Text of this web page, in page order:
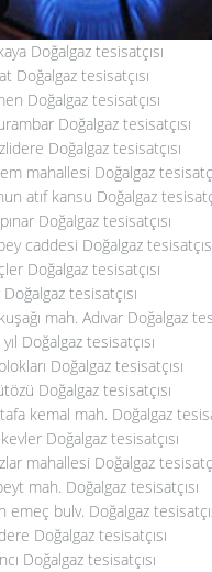
Doğalgaz tesisatçısı
Doğalgaz tesisatçısı
Doğalgaz tesisatçısı
Doğalgaz tesisatçısı
Doğalgaz tesisatçısı
mahallesi Doğalgaz
atıf kansu Doğalgaz
Doğalgaz tesisatçısı
caddesi Doğalgaz
Doğalgaz tesisatçısı
tesisatçısı
mah. Adıvar Doğalgaz
Doğalgaz tesisatçısı
Doğalgaz tesisatçısı
Doğalgaz tesisatçısı
kemal mah. Doğalgaz
Doğalgaz tesisatçısı
mahallesi Doğalgaz
mah. Doğalgaz tesisatçısı
emeç bulv. Doğalgaz
Doğalgaz tesisatçısı
Doğalgaz tesisatçısı